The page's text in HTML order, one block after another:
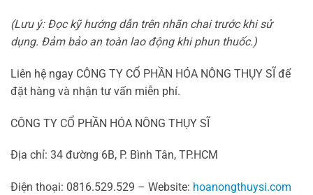
(Lưu ý: Đọc kỹ hướng dẫn trên nhãn chai trước khi sử
dụng. Đảm bảo an toàn lao động khi phun thuốc.)
Liên hệ ngay CÔNG TY CỔ PHẦN HÓA NÔNG THỤY SĨ để
đặt hàng và nhận tư vấn miễn phí.
CÔNG TY CỔ PHẦN HÓA NÔNG THỤY SĨ
Địa chỉ: 34 đường 6B, P. Bình Tân, TP.HCM
Điện thoại: 0816.529.529 – Website: hoanongthuysi.com